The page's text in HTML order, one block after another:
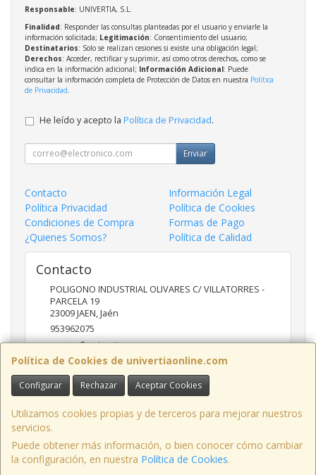
Política de Cookies de univertiaonline.com
Configurar Rechazar Aceptar Cookies
Utilizamos cookies propias y de terceros para mejorar nuestros
servicios.
Puede obtener más información, o bien conocer cómo cambiar
la configuración, en nuestra Política de Cookies.
Responsable: UNIVERTIA, S.L.
Finalidad: Responder las consultas planteadas por el usuario y enviarle la
información solicitada; Legitimación: Consentimiento del usuario;
Destinatarios: Solo se realizan cesiones si existe una obligación legal;
Derechos: Acceder, rectificar y suprimir, así como otros derechos, como se
indica en la información adicional; Información Adicional: Puede
consultar la información completa de Protección de Datos en nuestra Política
de Privacidad
He leído y acepto la Política de Privacidad.
Enviar
Contacto
Información Legal
Política Privacidad
Política de Cookies
Condiciones de Compra
Formas de Pago
¿Quienes Somos?
Política de Calidad
Contacto
POLIGONO INDUSTRIAL OLIVARES C/ VILLATORRES -
PARCELA 19
23009JAEN,Jaén
953962075
ventas@univertia.es
Horario
09:30 -14:00 Y 16:30- 20:00 HORAS
, , , , España. - C.I.F.: B23639248 - Tfno: